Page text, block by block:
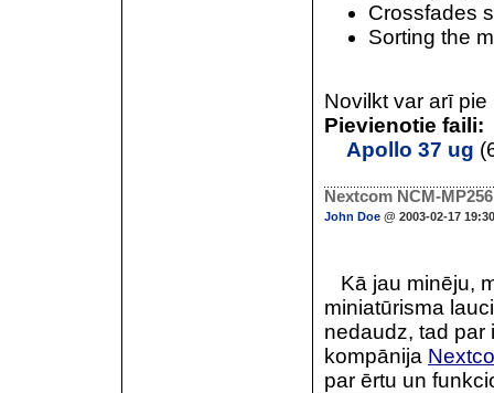
Crossfades
Sorting the
Novilkt var arī pie
Pievienotie faili:
Apollo 37 ug
Nextcom NCM-
John Doe @ 2003-02-17 19:30
Kā jau minēju,
miniatūrisma
nedaudz, tad par
kompānija
par ērtu un